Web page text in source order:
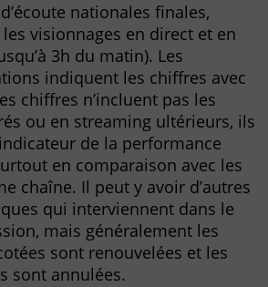
nationales finales,
visionnages en direct et en
3h du matin). Les
indiquent les chiffres avec
chiffres n’incluent pas les
ou en streaming ultérieurs, ils
de la performance
en comparaison avec les
chaîne. Il peut y avoir d’autres
qui interviennent dans le
mais généralement les
sont renouvelées et les
sont annulées.